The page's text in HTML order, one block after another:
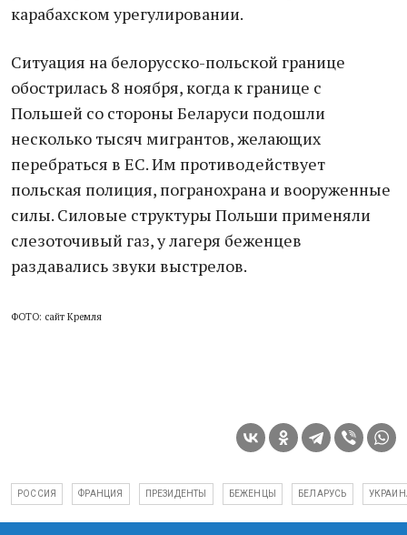
карабахском урегулировании.
Ситуация на белорусско-польской границе
обострилась 8 ноября, когда к границе с
Польшей со стороны Беларуси подошли
несколько тысяч мигрантов, желающих
перебраться в ЕС. Им противодействует
польская полиция, погранохрана и вооруженные
силы. Силовые структуры Польши применяли
слезоточивый газ, у лагеря беженцев
раздавались звуки выстрелов.
ФОТО: сайт Кремля
РОССИЯ ФРАНЦИЯ ПРЕЗИДЕНТЫ БЕЖЕНЦЫ БЕЛАРУСЬ